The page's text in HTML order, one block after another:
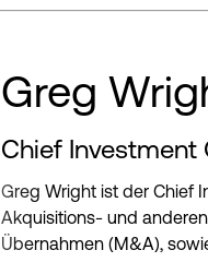
Greg
Chief Investment
Greg Wright ist der Chief
Akquisitions- und
Übernahmen (M&A),